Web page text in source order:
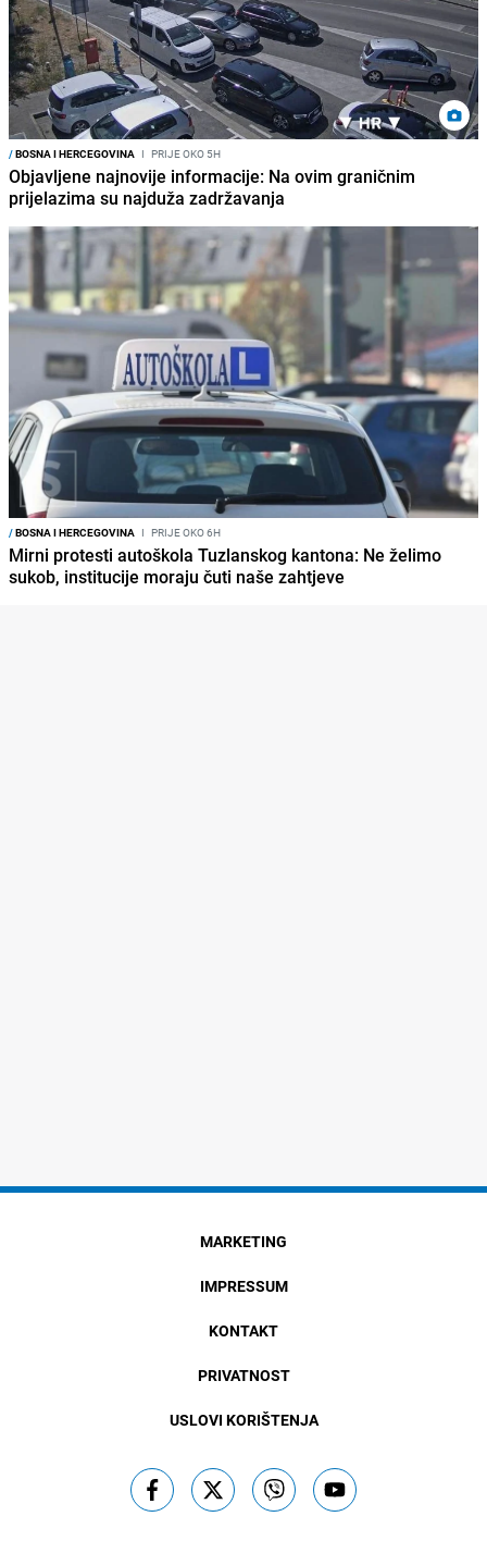
/BOSNA I HERCEGOVINA I PRIJE OKO 5H
Objavljene najnovije informacije: Na ovim graničnim
prijelazima su najduža zadržavanja
/BOSNA I HERCEGOVINA I PRIJE OKO 6H
Mirni protesti autoškola Tuzlanskog kantona: Ne želimo
sukob, institucije moraju čuti naše zahtjeve
MARKETING
IMPRESSUM
KONTAKT
PRIVATNOST
USLOVI KORIŠTENJA